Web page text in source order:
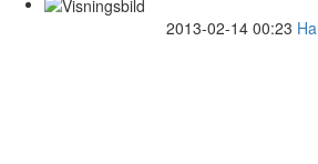
2013-02-14 00:23